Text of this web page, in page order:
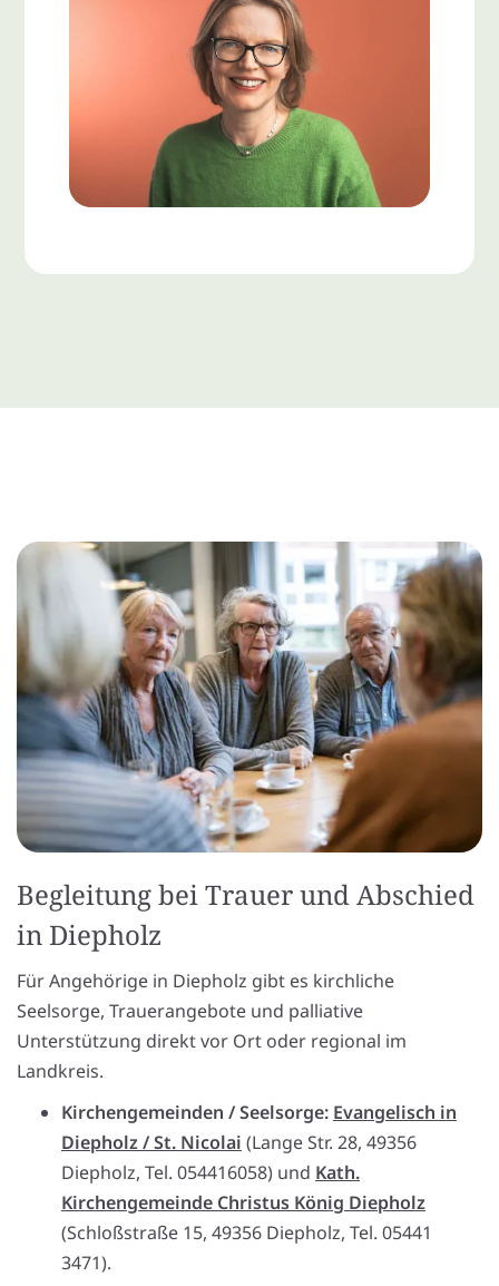
Begleitung bei Trauer und Abschied
in Diepholz
Für Angehörige in Diepholz gibt es kirchliche
Seelsorge, Trauerangebote und palliative
Unterstützung direkt vor Ort oder regional im
Landkreis.
Kirchengemeinden / Seelsorge: Evangelisch in
Diepholz / St. Nicolai (Lange Str. 28, 49356
Diepholz, Tel. 054416058) und Kath.
Kirchengemeinde Christus König Diepholz
(Schloßstraße 15, 49356 Diepholz, Tel. 05441
3471).